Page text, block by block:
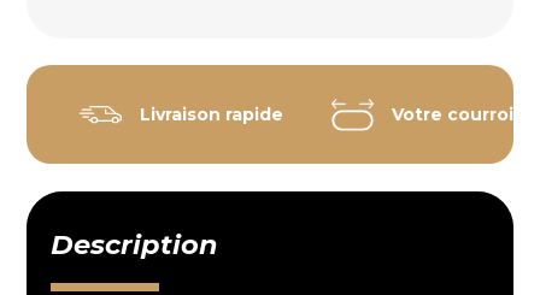
Livraison rapide Votre courroie
Description